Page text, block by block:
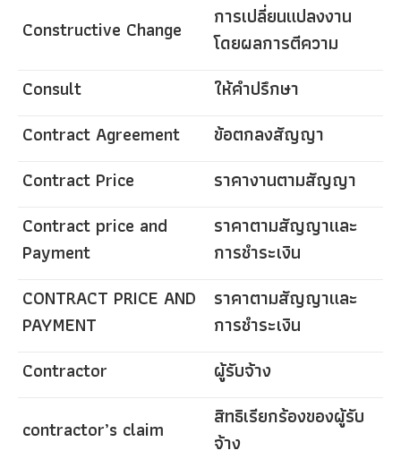
Constructive Change
การเปลี่ยนแปลงงาน
โดยผลการตีความ
Consult
ให้คำปรึกษา
Contract Agreement
ข้อตกลงสัญญา
Contract Price
ราคางานตามสัญญา
Contract price and
Payment
ราคาตามสัญญาและ
การชำระเงิน
CONTRACT PRICE AND
PAYMENT
ราคาตามสัญญาและ
การชำระเงิน
Contractor
ผู้รับจ้าง
contractor’s claim
สิทธิเรียกร้องของผู้รับ
จ้าง